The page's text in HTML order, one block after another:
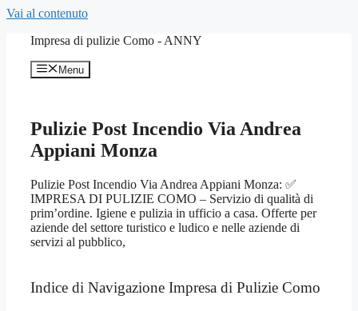
Vai al contenuto
Impresa di pulizie Como - ANNY
Menu
Pulizie Post Incendio Via Andrea
Appiani Monza
Pulizie Post Incendio Via Andrea Appiani Monza: ✅
IMPRESA DI PULIZIE COMO – Servizio di qualità di
prim’ordine. Igiene e pulizia in ufficio a casa. Offerte per
aziende del settore turistico e ludico e nelle aziende di
servizi al pubblico,
Indice di Navigazione Impresa di Pulizie Como